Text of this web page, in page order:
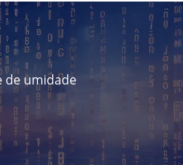
de umidade